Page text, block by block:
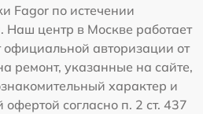
Fagor по истечении
Наш центр в Москве работает
официальной авторизации от
ремонт, указанные на сайте,
характер и
согласно п. 2 ст. 437